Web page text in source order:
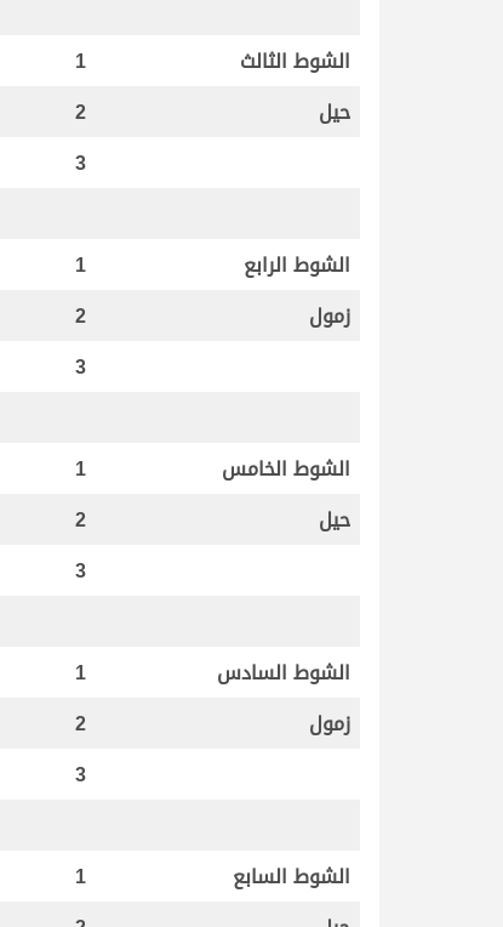
الشوط الثالث 1
حيل
2
3
الشوط الرابع 1
زمول
2
3
الشوط الخامس 1
حيل
2
3
الشوط السادس 1
زمول
2
3
الشوط السابع 1